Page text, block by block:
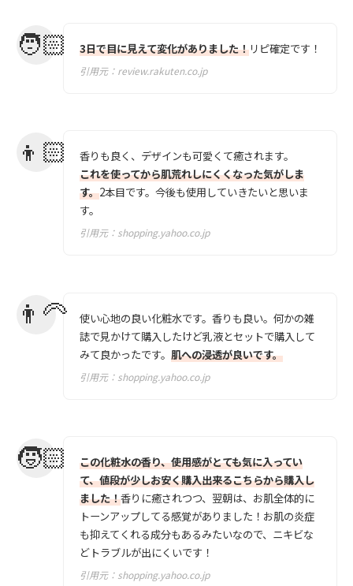
3日で目に見えて変化がありました！リピ確定です！
引用元： review.rakuten.co.jp
香りも良く、デザインも可愛くて癒されます。
これを使ってから肌荒れしにくくなった気がしま
す。2本目です。今後も使用していきたいと思いま
す。
引用元： shopping.yahoo.co.jp
使い心地の良い化粧水です。香りも良い。何かの雑
誌で見かけて購入したけど乳液とセットで購入して
みて良かったです。 肌への浸透が良いです。
引用元： shopping.yahoo.co.jp
この化粧水の香り、使用感がとても気に入ってい
て、値段が少しお安く購入出来るこちらから購入し
ました！香りに癒されつつ、翌朝は、お肌全体的に
トーンアップしてる感覚がありました！お肌の炎症
も抑えてくれる成分もあるみたいなので、ニキビな
どトラブルが出にくいです！
引用元： shopping.yahoo.co.jp